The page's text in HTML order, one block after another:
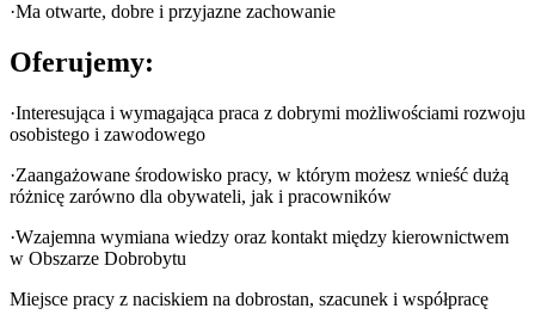
·Ma otwarte, dobre i przyjazne zachowanie
Oferujemy:
·Interesująca i wymagająca praca z dobrymi możliwościami rozwoju
osobistego i zawodowego
·Zaangażowane środowisko pracy, w którym możesz wnieść dużą
różnicę zarówno dla obywateli, jak i pracowników
·Wzajemna wymiana wiedzy oraz kontakt między kierownictwem
w Obszarze Dobrobytu
Miejsce pracy z naciskiem na dobrostan, szacunek i współpracę